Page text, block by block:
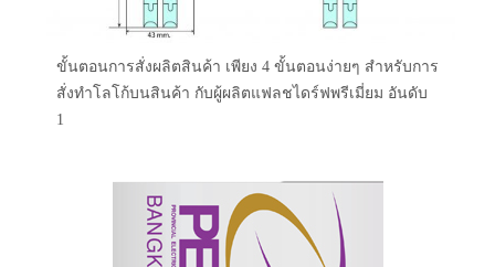
ขั้นตอนการสั่งผลิตสินค้า เพียง 4 ขั้นตอนง่ายๆ สำหรับการ
สั่งทำโลโก้บนสินค้า กับผู้ผลิตแฟลชไดร์ฟพรีเมี่ยม อันดับ
1